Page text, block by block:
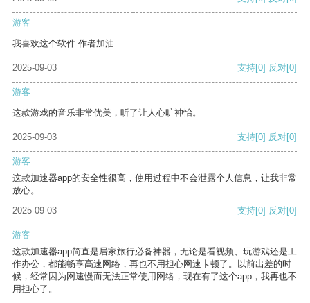
游客
我喜欢这个软件 作者加油
2025-09-03 支持[0] 反对[0]
游客
这款游戏的音乐非常优美，听了让人心旷神怡。
2025-09-03 支持[0] 反对[0]
游客
这款加速器app的安全性很高，使用过程中不会泄露个人信息，让我非常
放心。
2025-09-03
支持[0] 反对[0]
游客
这款加速器app简直是居家旅行必备神器，无论是看视频、玩游戏还是工
作办公，都能畅享高速网络，再也不用担心网速卡顿了。以前出差的时
候，经常因为网速慢而无法正常使用网络，现在有了这个app，我再也不
用担心了。